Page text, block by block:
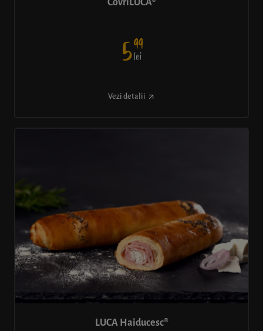
CovriLUCA®
599
lei
Vezi detalii
LUCA Haiducesc®